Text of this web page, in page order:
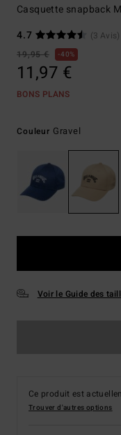
Casquette snapback
4.7
(3 Avis)
19,95 €
40%
11,97 €
BONS PLANS
Couleur Gravel
Voir le Guide des
Ce produit est
Trouver d'autres options